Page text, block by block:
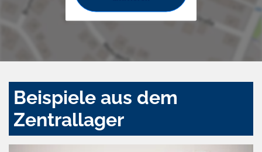
Beispiele aus dem
Zentrallager